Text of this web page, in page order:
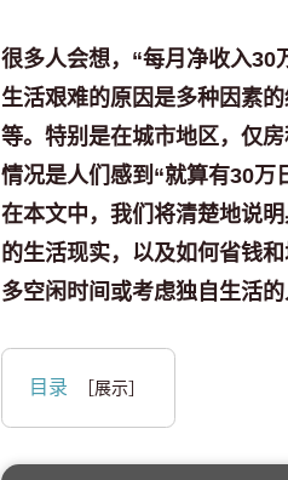
很多人会想，“每月净收入30
生活艰难的原因是多种因素
等。特别是在城市地区，仅
情况是人们感到“就算有30万
在本文中，我们将清楚地说
的生活现实，以及如何省钱
多空闲时间或考虑独自生活的
目录 ［展示］